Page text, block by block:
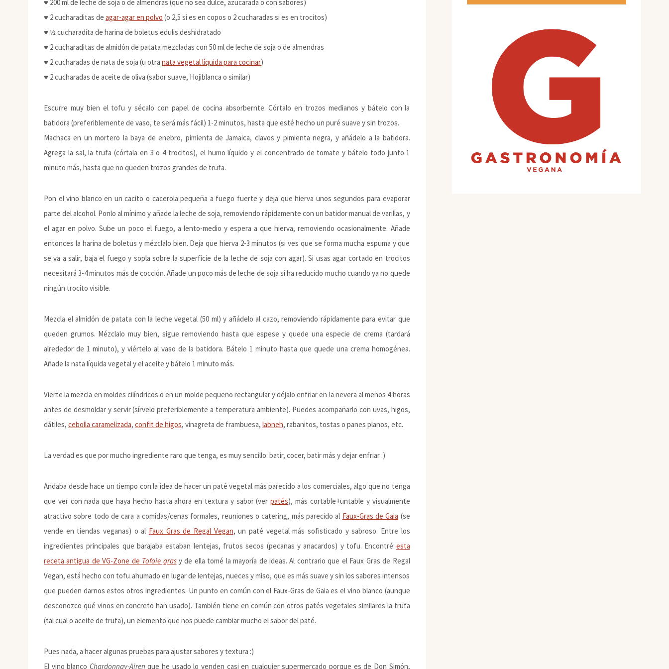
♥ 200 ml de leche de soja o de almendras (que no sea dulce, azucarada o con sabores)
♥ 2 cucharaditas de agar-agar en polvo (o 2,5 si es en copos o 2 cucharadas si es en trocitos)
♥ ½ cucharadita de harina de boletus edulis deshidratado
♥ 2 cucharaditas de almidón de patata mezcladas con 50 ml de leche de soja o de almendras
♥ 2 cucharadas de nata de soja (u otra nata vegetal líquida para cocinar)
♥ 2 cucharadas de aceite de oliva (sabor suave, Hojiblanca o similar)
Escurre muy bien el tofu y sécalo con papel de cocina absorbernte. Córtalo en trozos medianos y bátelo con la
batidora (preferiblemente de vaso, te será más fácil) 1-2 minutos, hasta que esté hecho un puré suave y sin trozos.
Machaca en un mortero la baya de enebro, pimienta de Jamaica, clavos y pimienta negra, y añádelo a la batidora.
Agrega la sal, la trufa (córtala en 3 o 4 trocitos), el humo líquido y el concentrado de tomate y bátelo todo junto 1
minuto más, hasta que no queden trozos grandes de trufa.
Pon el vino blanco en un cacito o cacerola pequeña a fuego fuerte y deja que hierva unos segundos para evaporar
parte del alcohol. Ponlo al mínimo y añade la leche de soja, removiendo rápidamente con un batidor manual de varillas, y
el agar en polvo. Sube un poco el fuego, a lento-medio y espera a que hierva, removiendo ocasionalmente. Añade
entonces la harina de boletus y mézclalo bien. Deja que hierva 2-3 minutos (si ves que se forma mucha espuma y que
se va a salir, baja el fuego y sopla sobre la superficie de la leche de soja con agar). Si usas agar cortado en trocitos
necesitará 3-4 minutos más de cocción. Añade un poco más de leche de soja si ha reducido mucho cuando ya no quede
ningún trocito visible.
Mezcla el almidón de patata con la leche vegetal (50 ml) y añádelo al cazo, removiendo rápidamente para evitar que
queden grumos. Mézclalo muy bien, sigue removiendo hasta que espese y quede una especie de crema (tardará
alrededor de 1 minuto), y viértelo al vaso de la batidora. Bátelo 1 minuto hasta que quede una crema homogénea.
Añade la nata líquida vegetal y el aceite y bátelo 1 minuto más.
Vierte la mezcla en moldes cilíndricos o en un molde pequeño rectangular y déjalo enfriar en la nevera al menos 4 horas
antes de desmoldar y servir (sírvelo preferiblemente a temperatura ambiente). Puedes acompañarlo con uvas, higos,
dátiles, cebolla caramelizada, confit de higos, vinagreta de frambuesa, labneh, rabanitos, tostas o panes planos, etc.
La verdad es que por mucho ingrediente raro que tenga, es muy sencillo: batir, cocer, batir más y dejar enfriar :)
Andaba desde hace un tiempo con la idea de hacer un paté vegetal más parecido a los comerciales, algo que no tenga
que ver con nada que haya hecho hasta ahora en textura y sabor (verpatés), más cortable+untable y visualmente
atractivo sobre todo de cara a comidas/cenas formales, reuniones o catering, más parecido al Faux-Gras de Gaia (se
vende en tiendas veganas) o al Faux Gras de Regal Vegan, un paté vegetal más sofisticado y sabroso. Entre los
ingredientes principales que barajaba estaban lentejas, frutos secos (pecanas y anacardos) y tofu. Encontré esta
receta antigua de VG-Zone de Tofoie grasy de ella tomé la mayoría de ideas. Al contrario que el Faux Gras de Regal
Vegan, está hecho con tofu ahumado en lugar de lentejas, nueces y miso, que es más suave y sin los sabores intensos
que pueden darnos estos otros ingredientes. Un punto en común con el Faux-Gras de Gaia es el vino blanco (aunque
desconozco qué vinos en concreto han usado). También tiene en común con otros patés vegetales similares la trufa
(tal cual o aceite de trufa), un elemento que nos puede cambiar mucho el sabor del paté.
Pues nada, a hacer algunas pruebas para ajustar sabores y textura :)
El vino blanco Chardonnay-Airen que he usado lo venden casi en cualquier supermercado porque es de Don Simón,